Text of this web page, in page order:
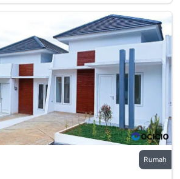
Rumah